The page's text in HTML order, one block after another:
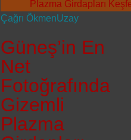
Çağrı ÖkmenUzay
Güneş’in En
Net
Fotoğrafında
Gizemli
Plazma